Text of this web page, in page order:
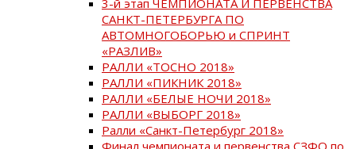
САНКТ-ПЕТЕРБУРГА ПО
АВТОМНОГОБОРЬЮ и СПРИНТ
«РАЗЛИВ»
РАЛЛИ «ТОСНО 2018»
РАЛЛИ «ПИКНИК 2018»
РАЛЛИ «БЕЛЫЕ НОЧИ 2018»
РАЛЛИ «ВЫБОРГ 2018»
Ралли «Санкт-Петербург 2018»
Финал чемпионата и первенства СЗФО по